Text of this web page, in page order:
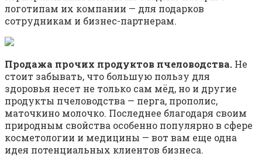
логотипам их компании — для подарков
сотрудникам и бизнес-партнерам.
Продажа прочих продуктов пчеловодства. Не
стоит забывать, что большую пользу для
здоровья несет не только сам мёд, но и другие
продукты пчеловодства — перга, прополис,
маточкино молочко. Последнее благодаря своим
природным свойства особенно популярно в сфере
косметологии и медицины — вот вам еще одна
идея потенциальных клиентов бизнеса.